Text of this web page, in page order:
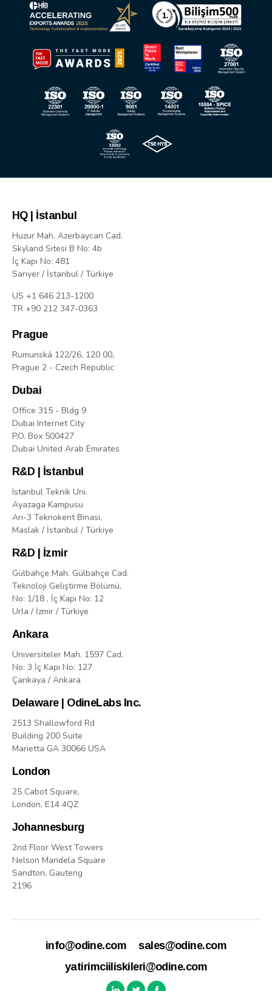
HQ | İstanbul
Huzur Mah. Azerbaycan Cad.
Skyland Sitesi B No: 4b
İç Kapı No: 481
Sarıyer / İstanbul / Türkiye
US +1 646 213-1200
TR +90 212 347-0363
Prague
Rumunská 122/26, 120 00,
Prague 2 - Czech Republic
Dubai
Office 315 - Bldg 9
Dubai Internet City
P.O. Box 500427
Dubai United Arab Emirates
R&D | İstanbul
Istanbul Teknik Uni.
Ayazaga Kampusu
Arı-3 Teknokent Binasi,
Maslak / İstanbul / Türkiye
R&D | İzmir
Gülbahçe Mah. Gülbahçe Cad.
Teknoloji Geliştirme Bölümü,
No: 1/18 , İç Kapı No: 12
Urla / İzmir / Türkiye
Ankara
Üniversiteler Mah. 1597 Cad.
No: 3 İç Kapı No: 127
Çankaya / Ankara
Delaware | OdineLabs Inc.
2513 Shallowford Rd
Building 200 Suite
Marietta GA 30066 USA
London
25 Cabot Square,
London, E14 4QZ
Johannesburg
2nd Floor West Towers
Nelson Mandela Square
Sandton, Gauteng
2196
info@odine.com
sales@odine.com
yatirimciiliskileri@odine.com